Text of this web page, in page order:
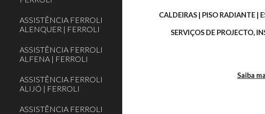
ASSISTÊNCIA FERROLI
ALENQUER | FERROLI
ASSISTÊNCIA FERROLI
ALFENA | FERROLI
ASSISTÊNCIA FERROLI
ALIJÓ | FERROLI
ASSISTÊNCIA FERROLI
CALDEIRAS | PISO RADIANTE |
SERVIÇOS DE PROJECTO,
Saiba